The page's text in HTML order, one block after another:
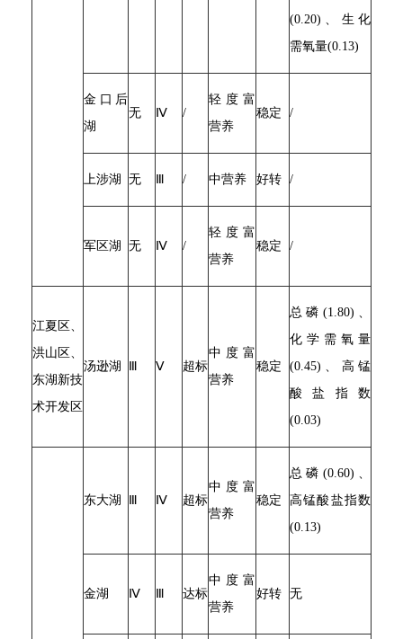
(0.20)、生化
需氧量(0.13)
金口后
湖
无 Ⅳ /
轻度富
营养
稳定 /
上涉湖 无 / 中营养 好转 /
军区湖 无 Ⅳ /
轻度富
营养
稳定 /
江夏区、
洪山区、
东湖新技
术开发区
汤逊湖 Ⅴ 超标
中度富
营养
稳定
总磷(1.80)、
化学需氧量
(0.45)、高锰
酸盐指数
(0.03)
东大湖 Ⅳ 超标
中度富
营养
稳定
总磷(0.60)、
高锰酸盐指数
(0.13)
金湖 Ⅳ 达标
中度富
营养
好转 无